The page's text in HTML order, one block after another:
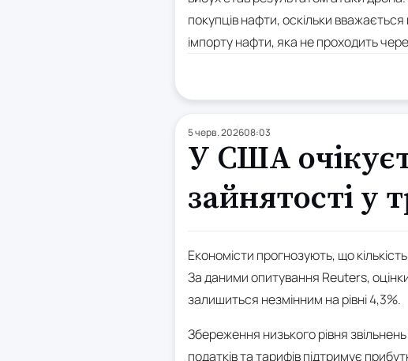
покупців нафти, оскільки
імпорту нафти, яка не проходить
5 черв. 202608:03
У США
зайнятості у
Економісти прогнозують, що
За даними опитування Reuters,
залишиться незмінним на рівні 4,3%.
Збереження низького рівня
податків та тарифів підтримує